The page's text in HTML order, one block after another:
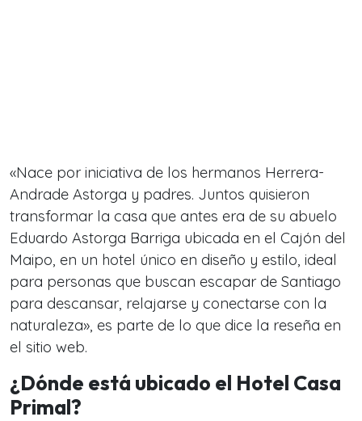
«Nace por iniciativa de los hermanos Herrera-
Andrade Astorga y padres. Juntos quisieron
transformar la casa que antes era de su abuelo
Eduardo Astorga Barriga ubicada en el Cajón del
Maipo, en un hotel único en diseño y estilo, ideal
para personas que buscan escapar de Santiago
para descansar, relajarse y conectarse con la
naturaleza», es parte de lo que dice la reseña en
el sitio web.
¿Dónde está ubicado el Hotel Casa
Primal?